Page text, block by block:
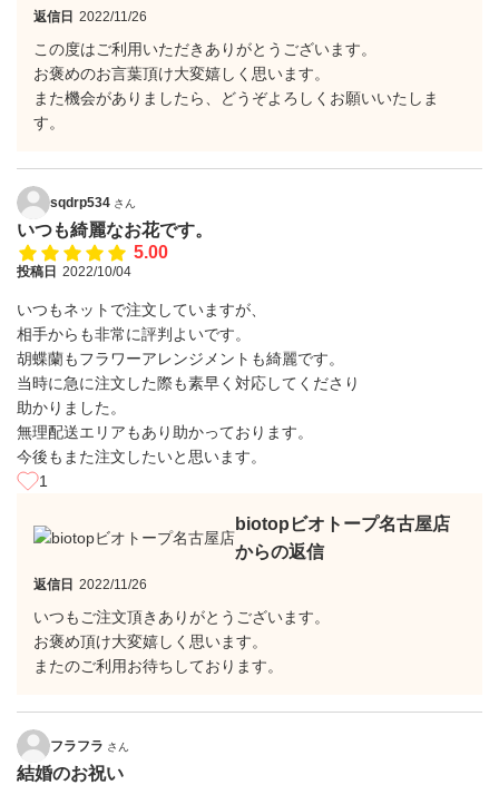
返信日 2022/11/26
この度はご利用いただきありがとうございます。
お褒めのお言葉頂け大変嬉しく思います。
また機会がありましたら、どうぞよろしくお願いいたしま
す。
sqdrp534 さん
いつも綺麗なお花です。
5.00
投稿日 2022/10/04
いつもネットで注文していますが、
相手からも非常に評判よいです。
胡蝶蘭もフラワーアレンジメントも綺麗です。
当時に急に注文した際も素早く対応してくださり
助かりました。
無理配送エリアもあり助かっております。
今後もまた注文したいと思います。
1
biotopビオトープ名古屋店
からの返信
返信日 2022/11/26
いつもご注文頂きありがとうございます。
お褒め頂け大変嬉しく思います。
またのご利用お待ちしております。
フラフラ さん
結婚のお祝い